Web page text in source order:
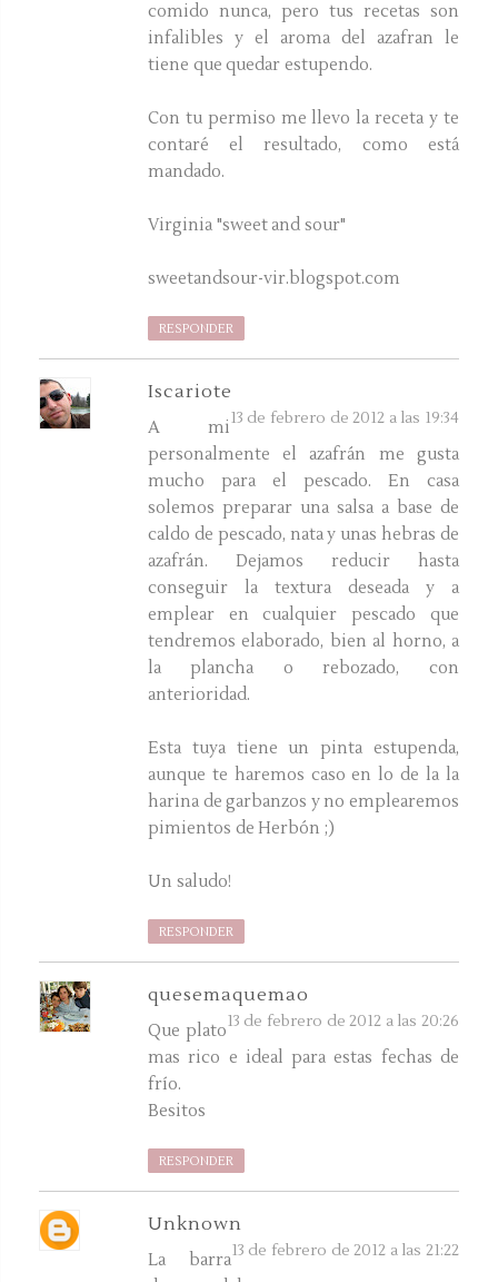
comido nunca, pero tus recetas son
infalibles y el aroma del azafran le
tiene que quedar estupendo.
Con tu permiso me llevo la receta y te
contaré el resultado, como está
mandado.
Virginia "sweet and sour"
sweetandsour-vir.blogspot.com
RESPONDER
Iscariote
13 de febrero de 2012 a las 19:34
A mi
personalmente el azafrán me gusta
mucho para el pescado. En casa
solemos preparar una salsa a base de
caldo de pescado, nata y unas hebras de
azafrán. Dejamos reducir hasta
conseguir la textura deseada y a
emplear en cualquier pescado que
tendremos elaborado, bien al horno, a
la plancha o rebozado, con
anterioridad.
Esta tuya tiene un pinta estupenda,
aunque te haremos caso en lo de la la
harina de garbanzos y no emplearemos
pimientos de Herbón ;)
Un saludo!
RESPONDER
quesemaquemao
13 de febrero de 2012 a las 20:26
Que plato
mas rico e ideal para estas fechas de
frío.
Besitos
RESPONDER
Unknown
13 de febrero de 2012 a las 21:22
La barra